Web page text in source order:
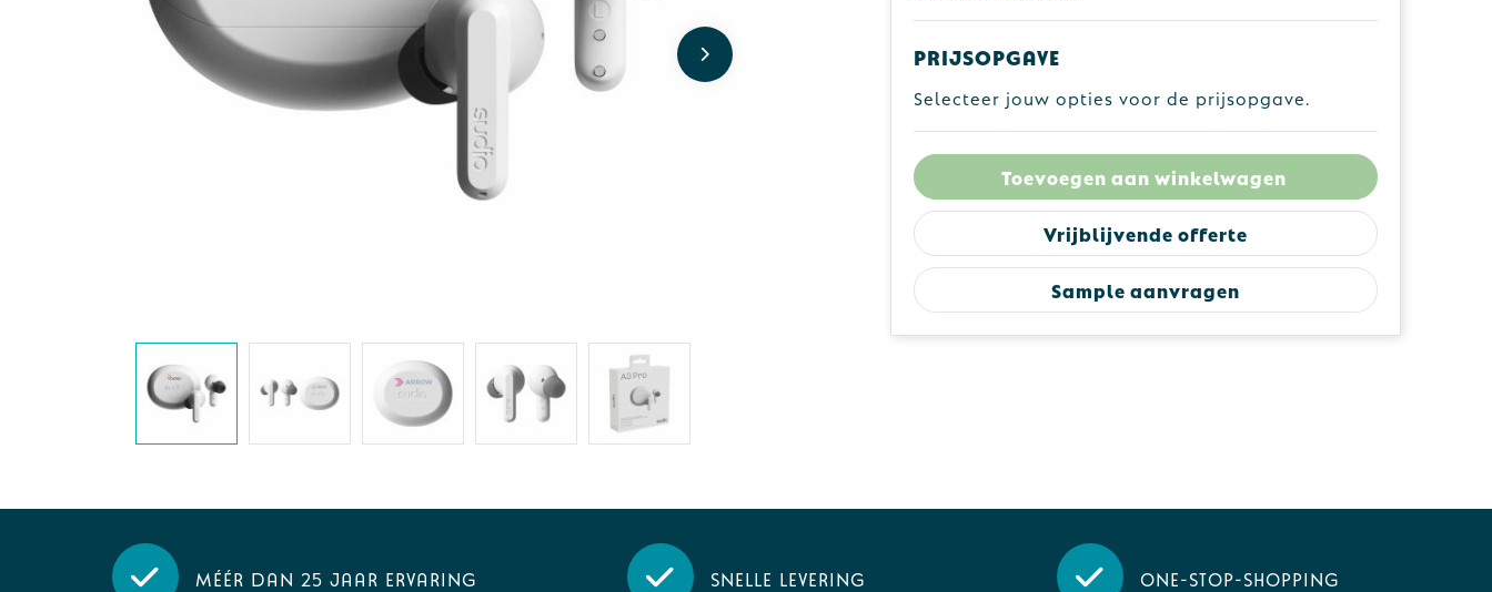
Prijsopgave
Selecteer jouw opties voor de prijsopgave.
Toevoegen aan winkelwagen
Vrijblijvende offerte
Sample aanvragen
Méér dan 25 jaar ervaring Snelle levering One-stop-shopping